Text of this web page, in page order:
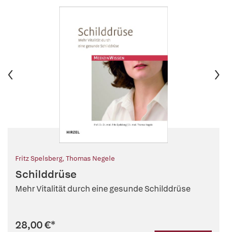
Fritz Spelsberg, Thomas Negele
Schilddrüse
Mehr Vitalität durch eine gesunde Schilddrüse
28,00 €*